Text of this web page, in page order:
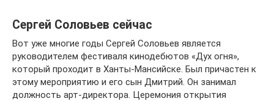
Сергей Соловьев сейчас
Вот уже многие годы Сергей Соловьев является
руководителем фестиваля кинодебютов «Дух огня»,
который проходит в Ханты-Мансийске. Был причастен к
этому мероприятию и его сын Дмитрий. Он занимал
должность арт-директора. Церемония открытия